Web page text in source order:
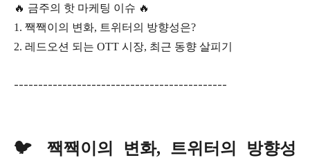
🔥 금주의 핫 마케팅 이슈 🔥
1. 짹짹이의 변화, 트위터의 방향성은?
2. 레드오션 되는 OTT 시장, 최근 동향 살피기
--------------------------------------------
🐦 짹짹이의 변화, 트위터의 방향성